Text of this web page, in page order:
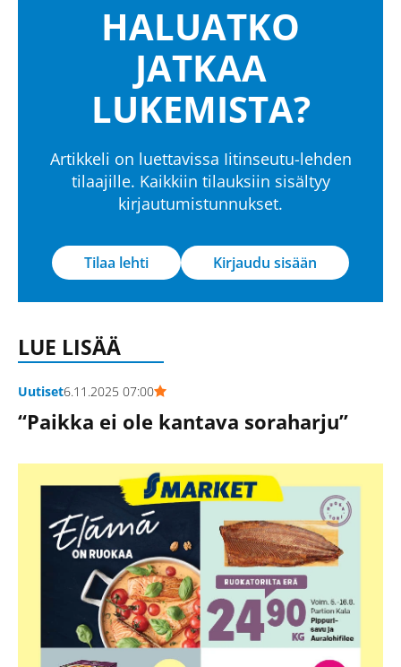
HALUATKO
JATKAA
LUKEMISTA?
Artikkeli on luettavissa Iitinseutu-lehden
tilaajille. Kaikkiin tilauksiin sisältyy
kirjautumistunnukset.
Tilaa lehti Kirjaudu sisään
LUE LISÄÄ
Uutiset6.11.2025 07:00
“Paikka ei ole kantava soraharju”